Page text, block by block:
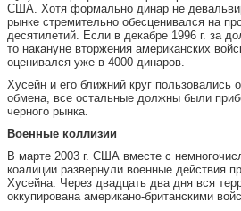
США. Хотя формально динар не
рынке стремительно обесценивался на
десятилетий. Если в декабре 1996 г. за
то накануне вторжения американских
оценивался уже в 4000 динаров.
Хусейн и его ближний круг
обмена, все остальные должны были
черного рынка.
Военные коллизии
В марте 2003 г. США вместе с
коалиции развернули военные действия
Хусейна. Через двадцать два дня вся
оккупирована американо-британскими